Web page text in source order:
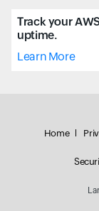
Track your
uptime.
Learn More
Home